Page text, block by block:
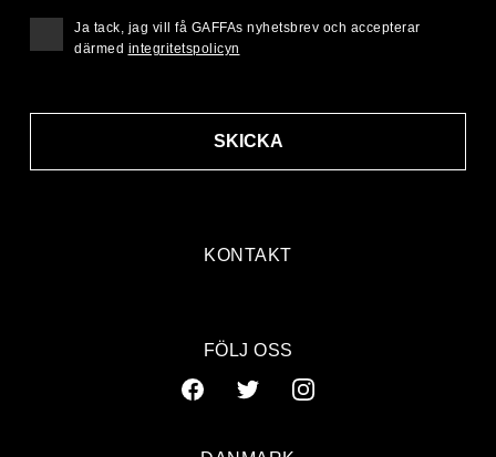
KONTAKT
SKICKA
Ja tack, jag vill få GAFFAs nyhetsbrev och accepterar
därmed integritetspolicyn
FÖLJ OSS